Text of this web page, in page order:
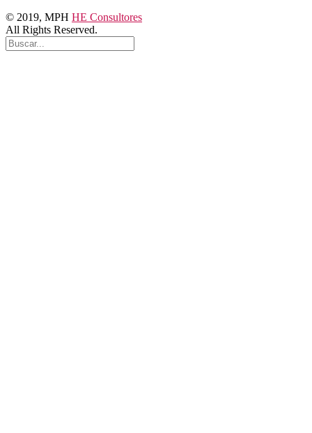
© 2019, MPH HE Consultores
All Rights Reserved.
Buscar: